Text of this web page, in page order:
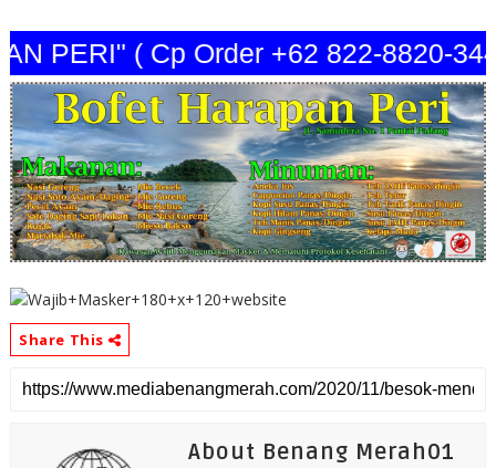
PERI" ( Cp Order +62 822-8820-
Share This
About Benang Merah01